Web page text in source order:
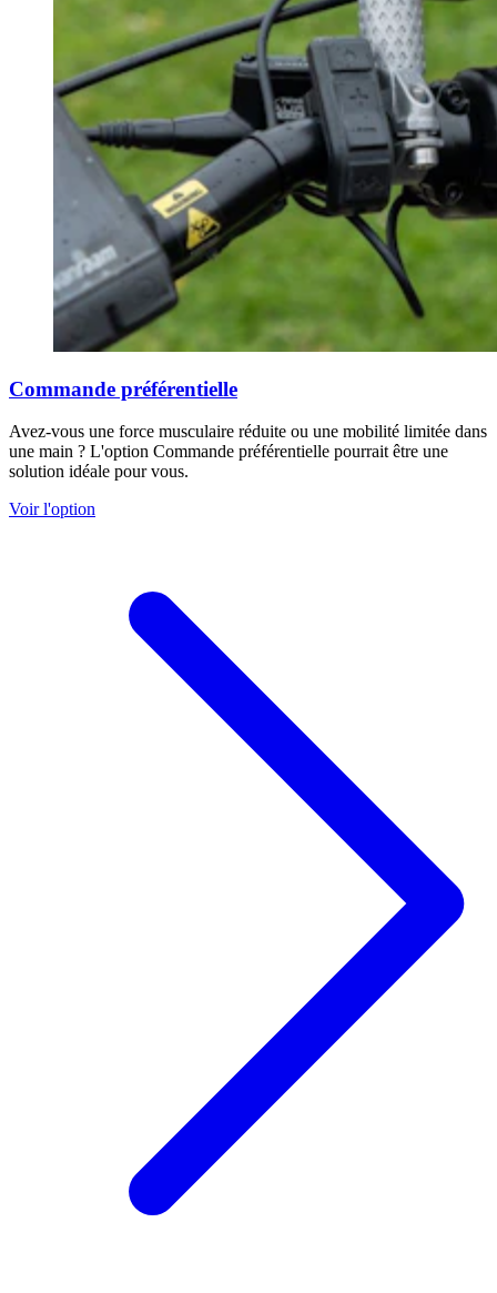
Commande préférentielle
Avez-vous une force musculaire réduite ou une mobilité limitée dans
une main ? L'option Commande préférentielle pourrait être une
solution idéale pour vous.
Voir l'option